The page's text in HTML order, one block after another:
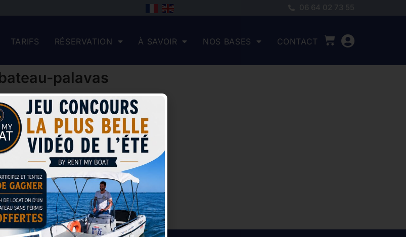
06 64 02 73 55
TARIFS RÉSERVATION À SAVOIR NOS BASES CONTACT
palavas